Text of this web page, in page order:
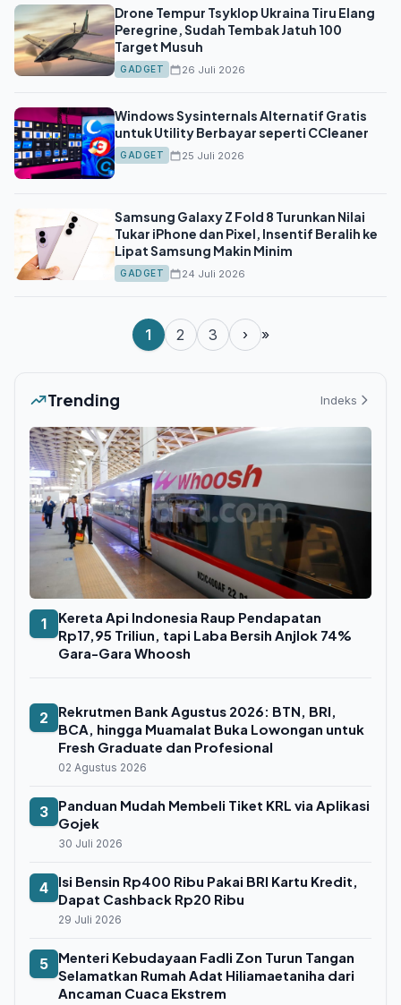
Drone Tempur Tsyklop Ukraina Tiru Elang
Peregrine, Sudah Tembak Jatuh 100
Target Musuh
GADGET 26 Juli 2026
Windows Sysinternals Alternatif Gratis
untuk Utility Berbayar seperti CCleaner
GADGET 25 Juli 2026
Samsung Galaxy Z Fold 8 Turunkan Nilai
Tukar iPhone dan Pixel, Insentif Beralih ke
Lipat Samsung Makin Minim
GADGET 24 Juli 2026
1 2 3 › »
Trending Indeks
1
Kereta Api Indonesia Raup Pendapatan
Rp17,95 Triliun, tapi Laba Bersih Anjlok 74%
Gara-Gara Whoosh
2
Rekrutmen Bank Agustus 2026: BTN, BRI,
BCA, hingga Muamalat Buka Lowongan untuk
Fresh Graduate dan Profesional
02 Agustus 2026
3
Panduan Mudah Membeli Tiket KRL via Aplikasi
Gojek
30 Juli 2026
4
Isi Bensin Rp400 Ribu Pakai BRI Kartu Kredit,
Dapat Cashback Rp20 Ribu
29 Juli 2026
5
Menteri Kebudayaan Fadli Zon Turun Tangan
Selamatkan Rumah Adat Hiliamaetaniha dari
Ancaman Cuaca Ekstrem